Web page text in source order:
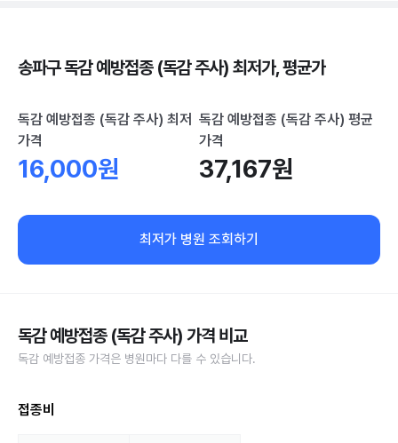
송파구 독감 예방접종 (독감 주사) 최저가, 평균가
독감 예방접종 (독감 주사) 최저
가격
16,000원
독감 예방접종 (독감 주사) 평균
가격
37,167원
최저가 병원 조회하기
독감 예방접종 (독감 주사) 가격 비교
독감 예방접종 가격은 병원마다 다를 수 있습니다.
접종비